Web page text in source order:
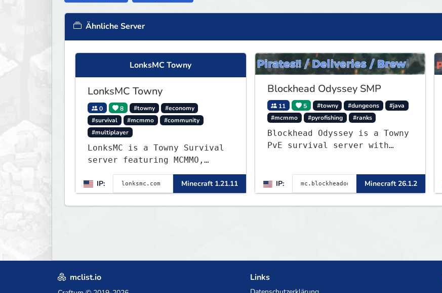
Ähnliche Server
LonksMC Towny
LonksMC Towny
0 8 #towny
#economy
#survival
#mcmmo
#community
#multiplayer
LonksMC is a Towny Survival
server featuring MCMMO,
Jobs, free rank progression,
and weekly events. We focus
on a friendly community,
balanced economy, and long-
IP: Minecraft 1.21.11
Blockhead Odyssey SMP
11 5 #towny #dungeons
#java
#mcmmo
#pyrofishing #ranks
Blockhead Odyssey is a Towny
PvE survival server with
pirate ships, dungeons,
collectibles, and seasonal
events. Build a town, hunt
IP: Minecraft 26.1.2
mclist.io Links